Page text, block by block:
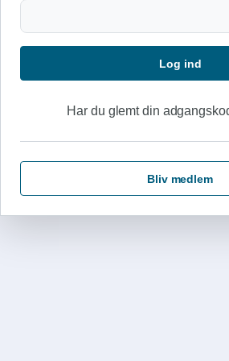
Log ind
Har du glemt din
Bliv medlem